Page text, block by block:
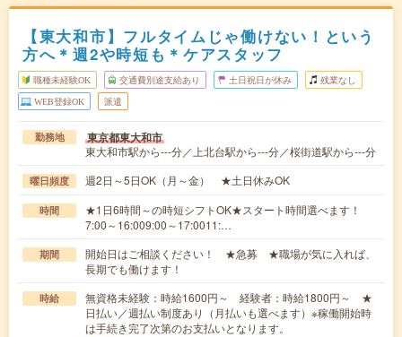
【東大和市】フルタイムじゃ働けない！という
方へ＊週2や時短も＊ケアスタッフ
職種未経験OK 交通費別途支給あり 土日祝日が休み 残業なし
WEB登録OK 派遣
勤務地 東京都東大和市
東大和市駅から---分／上北台駅から---分／桜街道駅から---分
曜日頻度 週2日～5日OK（月～金） ★土日休みOK
時間
★1日6時間～の時短シフトOK★スタート時間選べます！
7:00～16:009:00～17:0011:…
期間
開始日はご相談ください！ ★急募 ★職場が気に入れば、
長期でも働けます！
時給
無資格未経験：時給1600円～ 経験者：時給1800円～ ★
日払い／週払い制度あり（月払いも選べます）※稼働開始時
は手続き完了次第のお支払いとなります。